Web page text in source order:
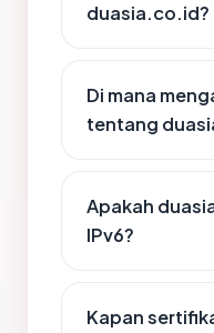
duasia.co.id?
Di mana
tentang
Apakah
IPv6?
Kapan